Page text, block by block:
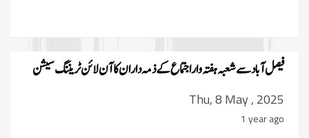
فیصل آباد سے شعبہ ہفتہ وار اجتماع کے ذمہ داران کا آن لائن ٹریننگ سیشن
Thu, 8 May , 2025
1 year ago